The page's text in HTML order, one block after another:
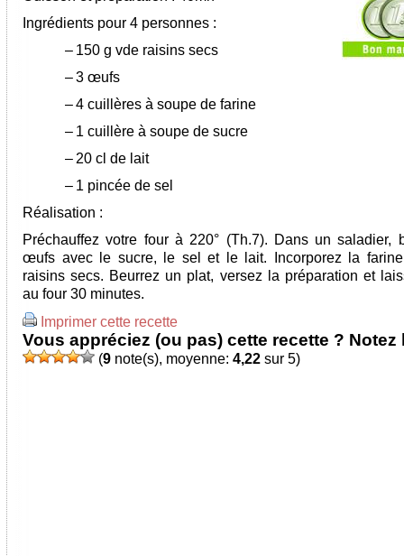
Ingrédients pour 4 personnes :
– 150 g vde raisins secs
–3 œufs
–4 cuillères à soupe de farine
– 1 cuillère à soupe de sucre
– 20 cl de lait
– 1 pincée de sel
Réalisation :
Préchauffez votre four à 220° (Th.7). Dans un saladier,
œufs avec le sucre, le sel et le lait. Incorporez la
raisins secs. Beurrez un plat, versez la préparation et
au four 30 minutes.
Imprimer cette recette
Vous appréciez (ou pas) cette recette ? Notez
(9 note(s), moyenne: 4,22 sur 5)